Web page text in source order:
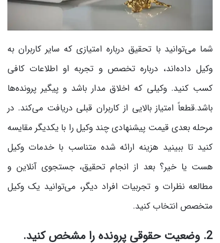
شما می‌توانید با تحقیق درباره امتیازی که سایر کاربران به
وکیل داده‌اند، درباره تخصص و تجربه او اطلاعات کافی
کسب کنید. وکیلی که اخلاق مدار باشد و پیگیر پرونده‌ها
باشد.قطعاً امتیاز بالایی از کاربران قبلی دریافت می‌کند. در
مرحله بعدی قیمت پیشنهادی چند وکیل را با یکدیگر مقایسه
کنید تا ببینید هزینه ارائه شده متناسب با خدمات وکیل
هست یا خیر؟ بعد از انجام تحقیق، جستجوی آنلاین و
مطالعه نظرات و تجربیات افراد دیگر، می‌توانید یک وکیل
متخصص انتخاب کنید.
2. وضعیت حقوقی پرونده را مشخص کنید.